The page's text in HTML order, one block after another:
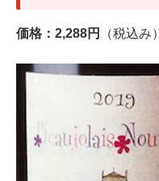
価格：2,288円 （税込み）